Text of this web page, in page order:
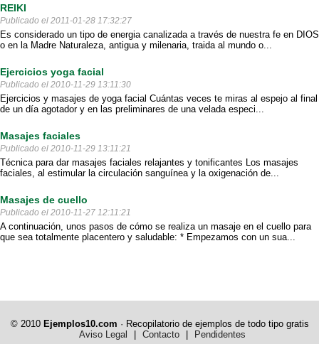
REIKI
Publicado el 2011-01-28 17:32:27
Es considerado un tipo de energia canalizada a través de nuestra fe en DIOS
o en la Madre Naturaleza, antigua y milenaria, traida al mundo o...
Ejercicios yoga facial
Publicado el 2010-11-29 13:11:30
Ejercicios y masajes de yoga facial Cuántas veces te miras al espejo al final
de un día agotador y en las preliminares de una velada especi...
Masajes faciales
Publicado el 2010-11-29 13:11:21
Técnica para dar masajes faciales relajantes y tonificantes Los masajes
faciales, al estimular la circulación sanguínea y la oxigenación de...
Masajes de cuello
Publicado el 2010-11-27 12:11:21
A continuación, unos pasos de cómo se realiza un masaje en el cuello para
que sea totalmente placentero y saludable: * Empezamos con un sua...
© 2010 Ejemplos10.com · Recopilatorio de ejemplos de todo tipo gratis
Aviso Legal
| Contacto | Pendidentes